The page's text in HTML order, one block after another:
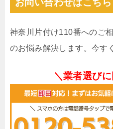
お問い合わせはこちら
神奈川片付け110番へのご
のお悩み解決します。今す
＼業者選び